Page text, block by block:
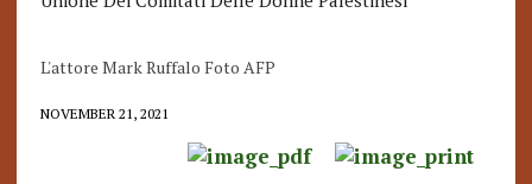
L'attore Mark Ruffalo Foto AFP
NOVEMBER 21, 2021